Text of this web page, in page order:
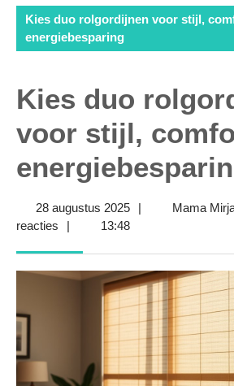
Kies duo rolgordijnen voor stijl,
energiebesparing
Kies duo
voor stijl,
28 augustus 202528
augustus
| Mama
reacties
| 13:48